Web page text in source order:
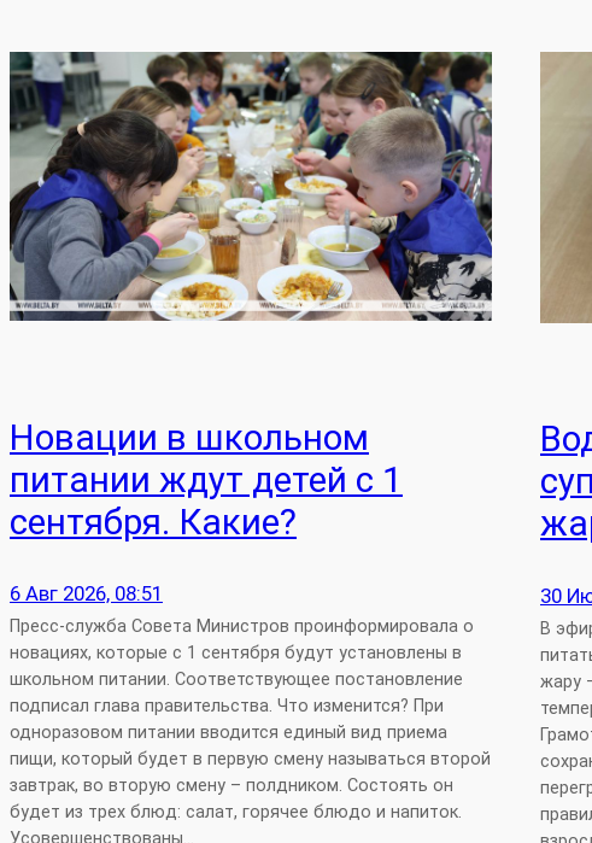
Новации в школьном
питании ждут детей с 1
сентября. Какие?
6 Авг 2026, 08:51
Пресс-служба Совета Министров проинформировала о
новациях, которые с 1 сентября будут установлены в
школьном питании. Соответствующее постановление
подписал глава правительства. Что изменится? При
одноразовом питании вводится единый вид приема
пищи, который будет в первую смену называться второй
завтрак, во вторую смену – полдником. Состоять он
будет из трех блюд: салат, горячее блюдо и напиток.
Усовершенствованы…
30
В
жару